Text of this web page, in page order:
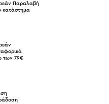
Παραλαβή
κατάστημα
των 79€